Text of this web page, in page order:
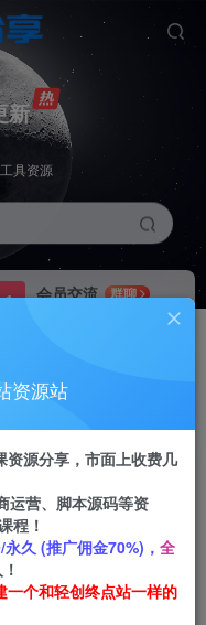
新
具资源
会员交流
群聊
24小时自动赚钱
资源站
资源分享，市面上收费几
运营、脚本源码等资
程！
久 (推广佣金70%)， 全
一个和轻创终点站一样的